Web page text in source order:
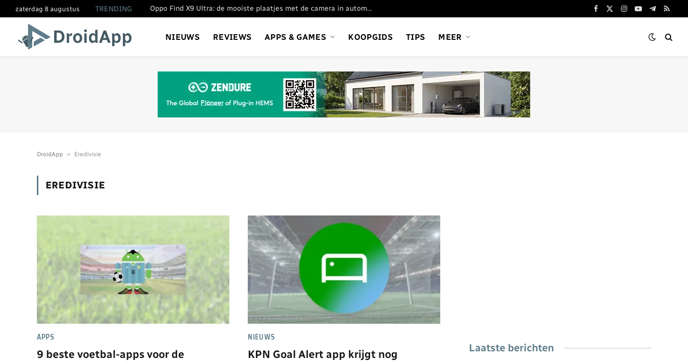
zaterdag 8 augustus TRENDING Oppo Find X9 Ultra: de mooiste plaatjes met de camera in automatische stand
Facebook
X
Instagram
YouTube
Telegram
RSS
NIEUWS REVIEWS APPS & GAMES KOOPGIDS TIPS MEER
DroidApp » Eredivisie
EREDIVISIE
APPS
9 beste voetbal-apps voor de
NIEUWS
KPN Goal Alert app krijgt nog
Laatste berichten